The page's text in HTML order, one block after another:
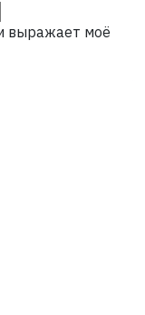
выражает моё